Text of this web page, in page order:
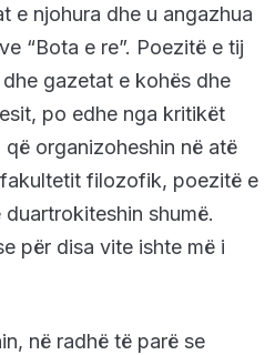
e njohura dhe u angazhua
“Bota e re”. Poezitë e tij
gazetat e kohës dhe
po edhe nga kritikët
organizoheshin në atë
filozofik, poezitë e
shumë.
për disa vite ishte më i
në radhë të parë se